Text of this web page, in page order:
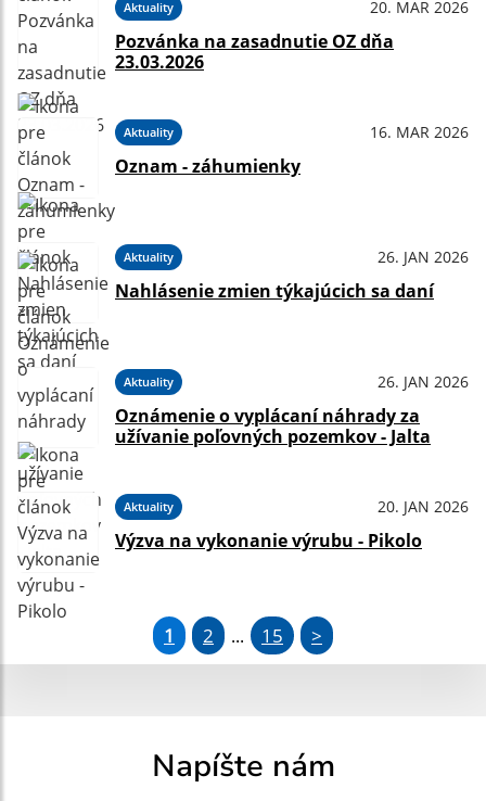
Aktuality 20. MAR 2026
Pozvánka na zasadnutie OZ dňa
23.03.2026
Aktuality 16. MAR 2026
Oznam - záhumienky
Aktuality 26. JAN 2026
Nahlásenie zmien týkajúcich sa daní
Aktuality 26. JAN 2026
Oznámenie o vyplácaní náhrady za
užívanie poľovných pozemkov - Jalta
Aktuality 20. JAN 2026
Výzva na vykonanie výrubu - Pikolo
1 2 ... 15 >
Napíšte nám